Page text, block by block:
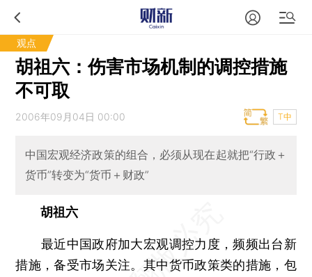
观点
胡祖六：伤害市场机制的调控措施
不可取
2006年09月04日 00:00 T中
中国宏观经济政策的组合，必须从现在起就把“行政＋
货币”转变为“货币＋财政”
胡祖六
最近中国政府加大宏观调控力度，频频出台新
措施，备受市场关注。其中货币政策类的措施，包